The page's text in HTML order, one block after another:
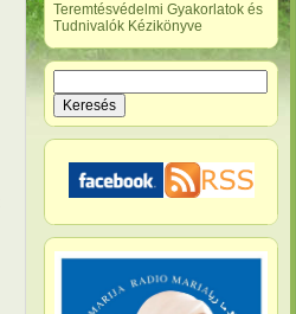
Teremtésvédelmi Gyakorlatok és
Tudnivalók Kézikönyve
Keresés űrlap